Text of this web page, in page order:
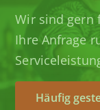
Wir sind gern
Ihre Anfrage
Häufig